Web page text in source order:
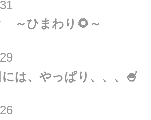
～ひまわり🌻～
は、やっぱり、、、🍧